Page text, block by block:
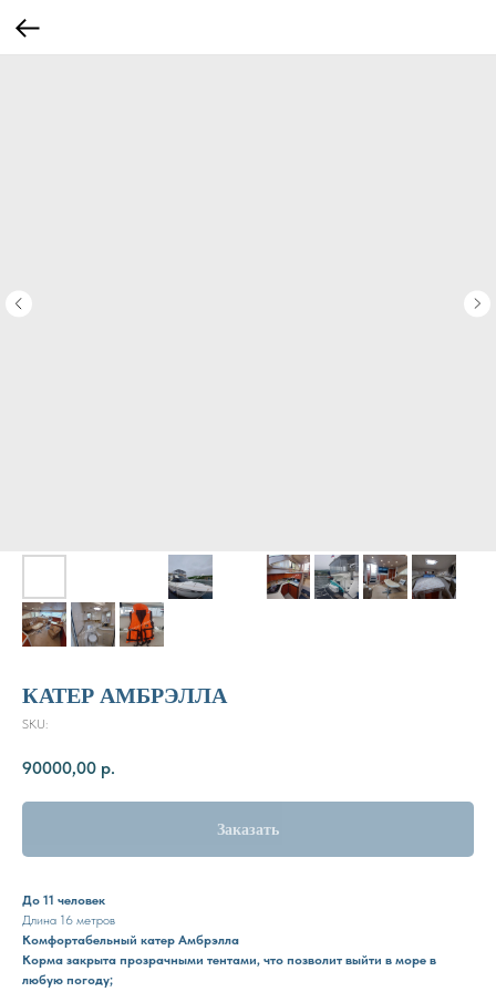
КАТЕР АМБРЭЛЛА
SKU:
90000,00 р.
Заказать
До 11 человек
Длина 16 метров
Комфортабельный катер Амбрэлла
Корма закрыта прозрачными тентами, что позволит выйти в море в
любую погоду;